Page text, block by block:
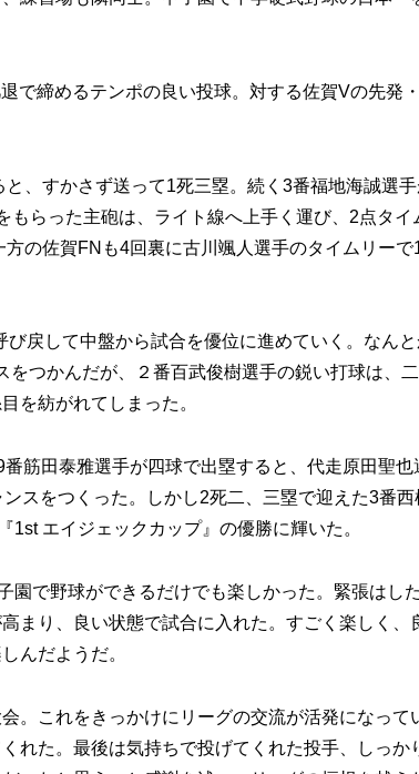
で締めるテンポの良い投球。対する佐賀Vの先発
、すかさず送って1死三塁。続く3番福地海誠選
らった主砲は、ライト線へ上手く運び、2点タイ
の佐賀FNも4回裏に古川颯人選手のタイムリーで
戻して中盤から試合を優位に進めていく。なん
つかんだが、２番百武俊樹選手の鋭い打球は、
を紡がれてしまった。
筋田泰雅選手が四球で出塁すると、代走原田聖也
スをつくった。しかし2死二、三塁で迎えた3番西
エイジェックカップ』の優勝に輝いた。
で野球ができるだけでも楽しかった。緊張はし
まり、良い状態で試合に入れた。すごく楽しく、
んだようだ。
。これをきっかけにリーグの交流が活発になって
れた。最後は気持ちで投げてくれた投手、しっか